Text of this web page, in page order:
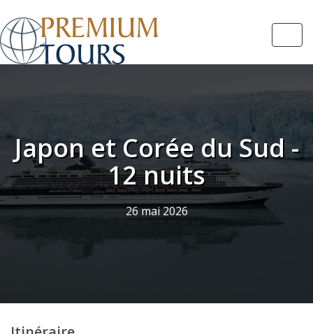
Japon et Corée du Sud -
12 nuits
26 mai 2026